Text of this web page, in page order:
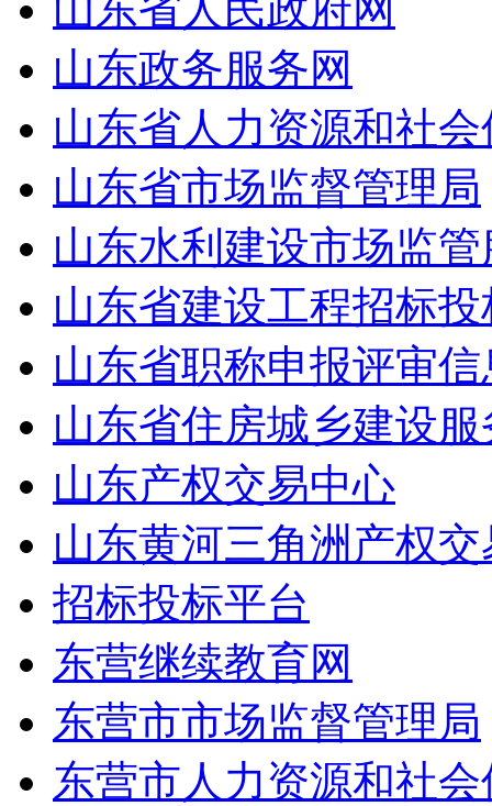
山东政务服务网
山东省人力资源和社
山东省市场监督管理局
山东水利建设市场监
山东省建设工程招标
山东省职称申报评审
山东省住房城乡建设
山东产权交易中心
山东黄河三角洲产权
招标投标平台
东营继续教育网
东营市市场监督管理局
东营市人力资源和社